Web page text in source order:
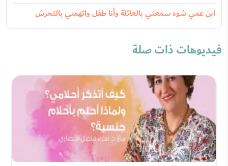
ابن عمي شوه سمعتي بالعائلة وأنا طفل واتهمني بالتحرش
فيديوهات ذات صلة